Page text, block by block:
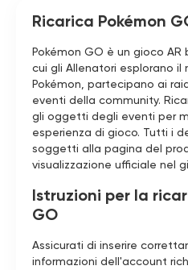
Ricarica Pokémon
Pokémon GO è un gioco
cui gli Allenatori esplorano
Pokémon, partecipano ai
eventi della community.
gli oggetti degli eventi per
esperienza di gioco. Tutti i
soggetti alla pagina del
visualizzazione ufficiale nel
Istruzioni per la
GO
Assicurati di inserire
informazioni dell'account